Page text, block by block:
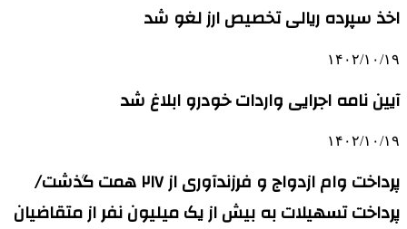
اخذ سپرده ریالی تخصیص ارز لغو شد
۱۴۰۲/۱۰/۱۹
آیین نامه اجرایی واردات خودرو ابلاغ شد
۱۴۰۲/۱۰/۱۹
پرداخت وام ازدواج و فرزندآوری از ۲۱۷ همت گذشت/
پرداخت تسهیلات به بیش از یک میلیون نفر از متقاضیان